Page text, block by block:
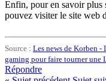
Enfin, pour en savoir plus
pouvez visiter le site web
Source : Les news de Korben -
gaming pour faire tourner une
Répondre